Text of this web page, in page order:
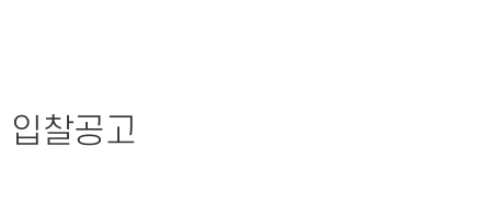
입찰공고